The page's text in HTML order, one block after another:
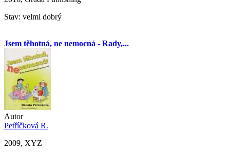
Stav: velmi dobrý
Jsem těhotná, ne nemocná - Rady,...
Autor
Petříčková R.
2009, XYZ